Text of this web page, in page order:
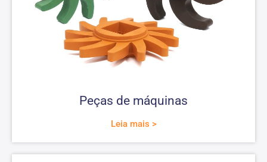
Peças de máquinas
Leia mais >